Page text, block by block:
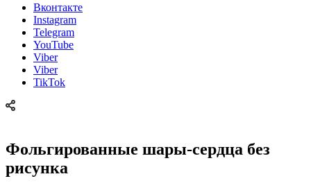
Вконтакте
Instagram
Telegram
YouTube
Viber
Viber
TikTok
Фольгированные шары-сердца без
рисунка